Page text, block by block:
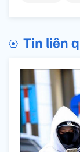
Tin liên